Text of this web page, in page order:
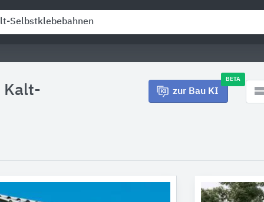
Kalt-
zur Bau KI
BETA